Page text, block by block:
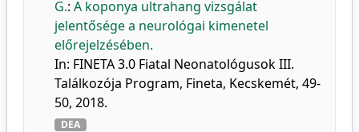
G.: A koponya ultrahang vizsgálat
jelentősége a neurológai kimenetel
előrejelzésében.
In: FINETA 3.0 Fiatal Neonatológusok III.
Találkozója Program, Fineta, Kecskemét, 49-
50, 2018.
DEA